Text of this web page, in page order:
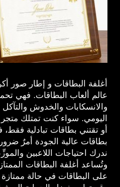
أغلفة البطاقات و إطار صور
عالم ألعاب البطاقات. فهي
والانسكابات والخدوش والتآكل
اليومي. سواء كنت تمتلك
أو تقتني بطاقات تبادلية
بطاقات عالية الجودة أمرٌ
ندرك احتياجات اللاعبين
وتُساعد أغلفة البطاقات
على البطاقات في حالة